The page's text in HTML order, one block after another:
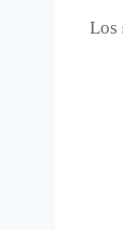
Los